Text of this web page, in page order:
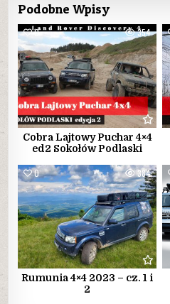
Podobne Wpisy
0 354
Cobra Lajtowy Puchar 4×4
ed2 Sokołów Podlaski
0 384
Rumunia 4×4 2023 – cz. 1 i
2